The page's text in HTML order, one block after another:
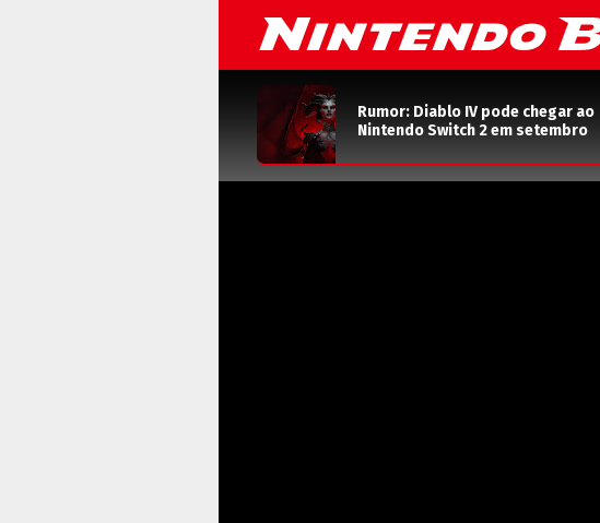
Rumor: Diablo IV pode chegar ao
Nintendo Switch 2 em setembro